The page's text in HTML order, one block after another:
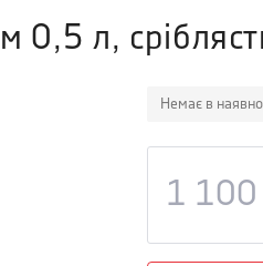
0,5 л,
Немає в
1 100